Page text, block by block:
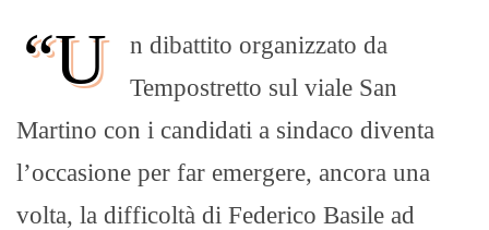
“U
n dibattito organizzato da
Tempostretto sul viale San
Martino con i candidati a sindaco diventa
l’occasione per far emergere, ancora una
volta, la difficoltà di Federico Basile ad